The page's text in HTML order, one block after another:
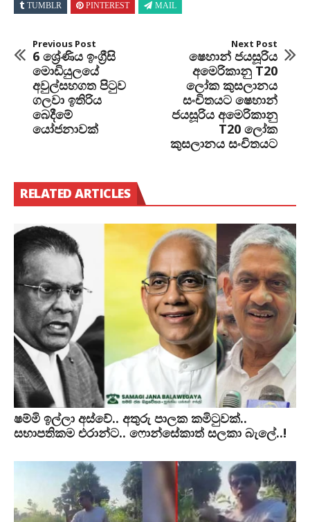
TUMBLR
PINTEREST MAIL
Previous Post
6 ශ්‍රේණිය ඉංග්‍රීසි
මොඩියුලයේ
අවුල්සහගත පිටුව
ගලවා ඉතිරිය
බෙදීමේ
යෝජනාවක්
Next Post
ෂෙහාන් ජයසූරිය
අමෙරිකානු T20
ලෝක කුසලානය
සංචිතයට ෂෙහාන්
ජයසූරිය අමෙරිකානු
T20 ලෝක
කුසලානය සංචිතයට
RELATED ARTICLES
ෂම්මි ඉල්ලා අස්වේ.. අතුරු පාලක කමිටුවක්..
සභාපතිකම එරාන්ට.. ෆොන්සේකාත් සලකා බැලේ..!